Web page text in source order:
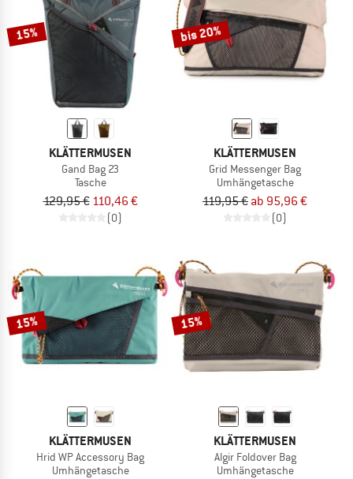
15%
KLÄTTERMUSEN
Gand Bag 23
Tasche
129,95 € 110,46 €
(0)
bis 20%
KLÄTTERMUSEN
Grid Messenger Bag
Umhängetasche
119,95 € ab 95,96 €
(0)
15%
KLÄTTERMUSEN
Hrid WP Accessory Bag
Umhängetasche
15%
KLÄTTERMUSEN
Algir Foldover Bag
Umhängetasche